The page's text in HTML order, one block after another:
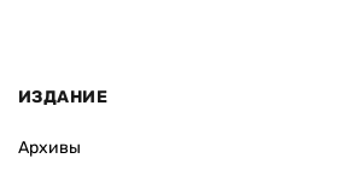
ИЗДАНИЕ
Архивы